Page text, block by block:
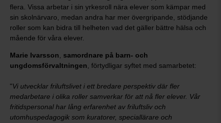
flera. Vissa arbetar i sin yrkesroll nära elever som kämpar med
sin skolnärvaro, medan andra har mer övergripande, stödjande
roller som kan bidra till helheten vad det gäller bättre hälsa och
mående för våra elever.
Marie Ivarsson
samordnare på barn- och
ungdomsförvaltningen , förtydligar syftet med samarbetet:
"Vi utvecklar friluftslivet i ett bredare perspektiv där fler
medarbetare i olika roller samverkar för att nå fler elever. Vår
fritidspersonal har lång erfarenhet av friluftsliv och
utomhuspedagogik som kuratorer, speciallärare och